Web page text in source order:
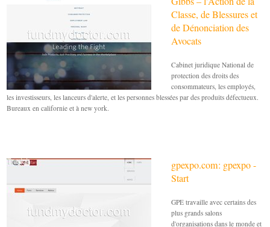
Classe, de Blessures et
de Dénonciation des
Avocats
Cabinet juridique National de
protection des droits des
consommateurs, les employés,
les investisseurs, les lanceurs d'alerte, et les personnes blessées par des produits défectueux.
Bureaux en californie et à new york.
gpexpo.com: gpexpo -
Start
GPE travaille avec certains des
plus grands salons
d'organisations dans le monde et